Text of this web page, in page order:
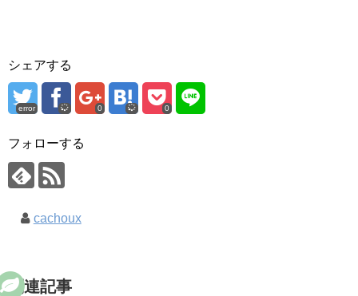
シェアする
error 0 0
フォローする
cachoux
関連記事